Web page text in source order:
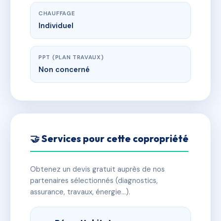
CHAUFFAGE
Individuel
PPT (PLAN TRAVAUX)
Non concerné
🤝 Services pour cette copropriété
Obtenez un devis gratuit auprès de nos
partenaires sélectionnés (diagnostics,
assurance, travaux, énergie…).